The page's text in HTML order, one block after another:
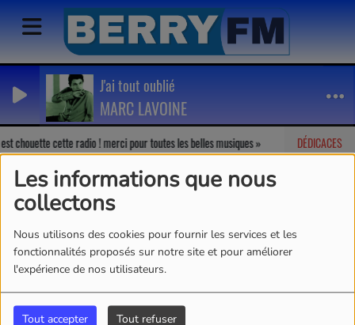
Les informations que nous
collectons
Nous utilisons des cookies pour fournir les services et les
fonctionnalités proposés sur notre site et pour améliorer
l'expérience de nos utilisateurs.
Tout accepter Tout refuser
J'ai tout oublié
MARC LAVOINE
DÉDICACES
chouette cette radio ! merci pour toutes les belles musiques Marion-